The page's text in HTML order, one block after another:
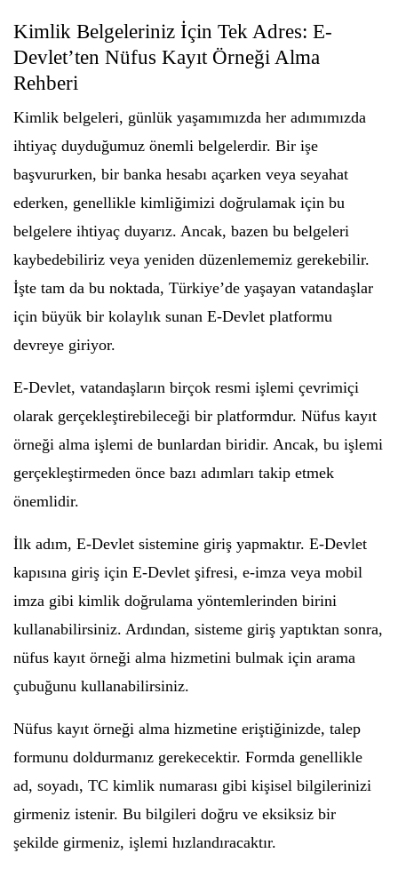
Kimlik Belgeleriniz İçin Tek Adres: E-
Devlet’ten Nüfus Kayıt Örneği Alma
Rehberi
Kimlik belgeleri, günlük yaşamımızda her adımımızda
ihtiyaç duyduğumuz önemli belgelerdir. Bir işe
başvururken, bir banka hesabı açarken veya seyahat
ederken, genellikle kimliğimizi doğrulamak için bu
belgelere ihtiyaç duyarız. Ancak, bazen bu belgeleri
kaybedebiliriz veya yeniden düzenlememiz gerekebilir.
İşte tam da bu noktada, Türkiye’de yaşayan vatandaşlar
için büyük bir kolaylık sunan E-Devlet platformu
devreye giriyor.
E-Devlet, vatandaşların birçok resmi işlemi çevrimiçi
olarak gerçekleştirebileceği bir platformdur. Nüfus kayıt
örneği alma işlemi de bunlardan biridir. Ancak, bu işlemi
gerçekleştirmeden önce bazı adımları takip etmek
önemlidir.
İlk adım, E-Devlet sistemine giriş yapmaktır. E-Devlet
kapısına giriş için E-Devlet şifresi, e-imza veya mobil
imza gibi kimlik doğrulama yöntemlerinden birini
kullanabilirsiniz. Ardından, sisteme giriş yaptıktan sonra,
nüfus kayıt örneği alma hizmetini bulmak için arama
çubuğunu kullanabilirsiniz.
Nüfus kayıt örneği alma hizmetine eriştiğinizde, talep
formunu doldurmanız gerekecektir. Formda genellikle
ad, soyadı, TC kimlik numarası gibi kişisel bilgilerinizi
girmeniz istenir. Bu bilgileri doğru ve eksiksiz bir
şekilde girmeniz, işlemi hızlandıracaktır.